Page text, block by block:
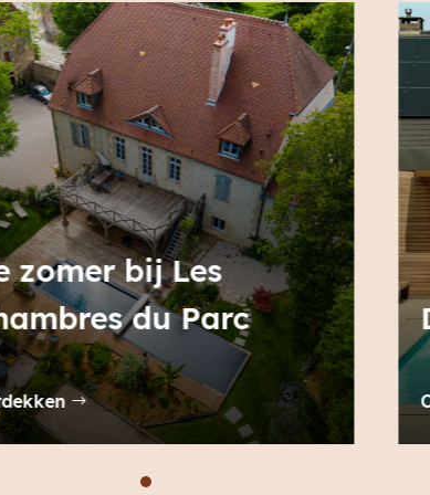
De zomer bij Helena
Ontdekken